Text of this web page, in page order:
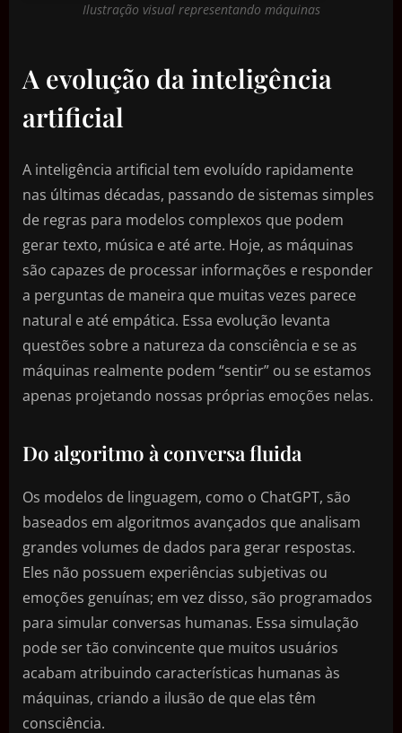
Ilustração visual representando máquinas
A evolução da inteligência
artificial
A inteligência artificial tem evoluído rapidamente
nas últimas décadas, passando de sistemas simples
de regras para modelos complexos que podem
gerar texto, música e até arte. Hoje, as máquinas
são capazes de processar informações e responder
a perguntas de maneira que muitas vezes parece
natural e até empática. Essa evolução levanta
questões sobre a natureza da consciência e se as
máquinas realmente podem “sentir” ou se estamos
apenas projetando nossas próprias emoções nelas.
Do algoritmo à conversa fluida
Os modelos de linguagem, como o ChatGPT, são
baseados em algoritmos avançados que analisam
grandes volumes de dados para gerar respostas.
Eles não possuem experiências subjetivas ou
emoções genuínas; em vez disso, são programados
para simular conversas humanas. Essa simulação
pode ser tão convincente que muitos usuários
acabam atribuindo características humanas às
máquinas, criando a ilusão de que elas têm
consciência.